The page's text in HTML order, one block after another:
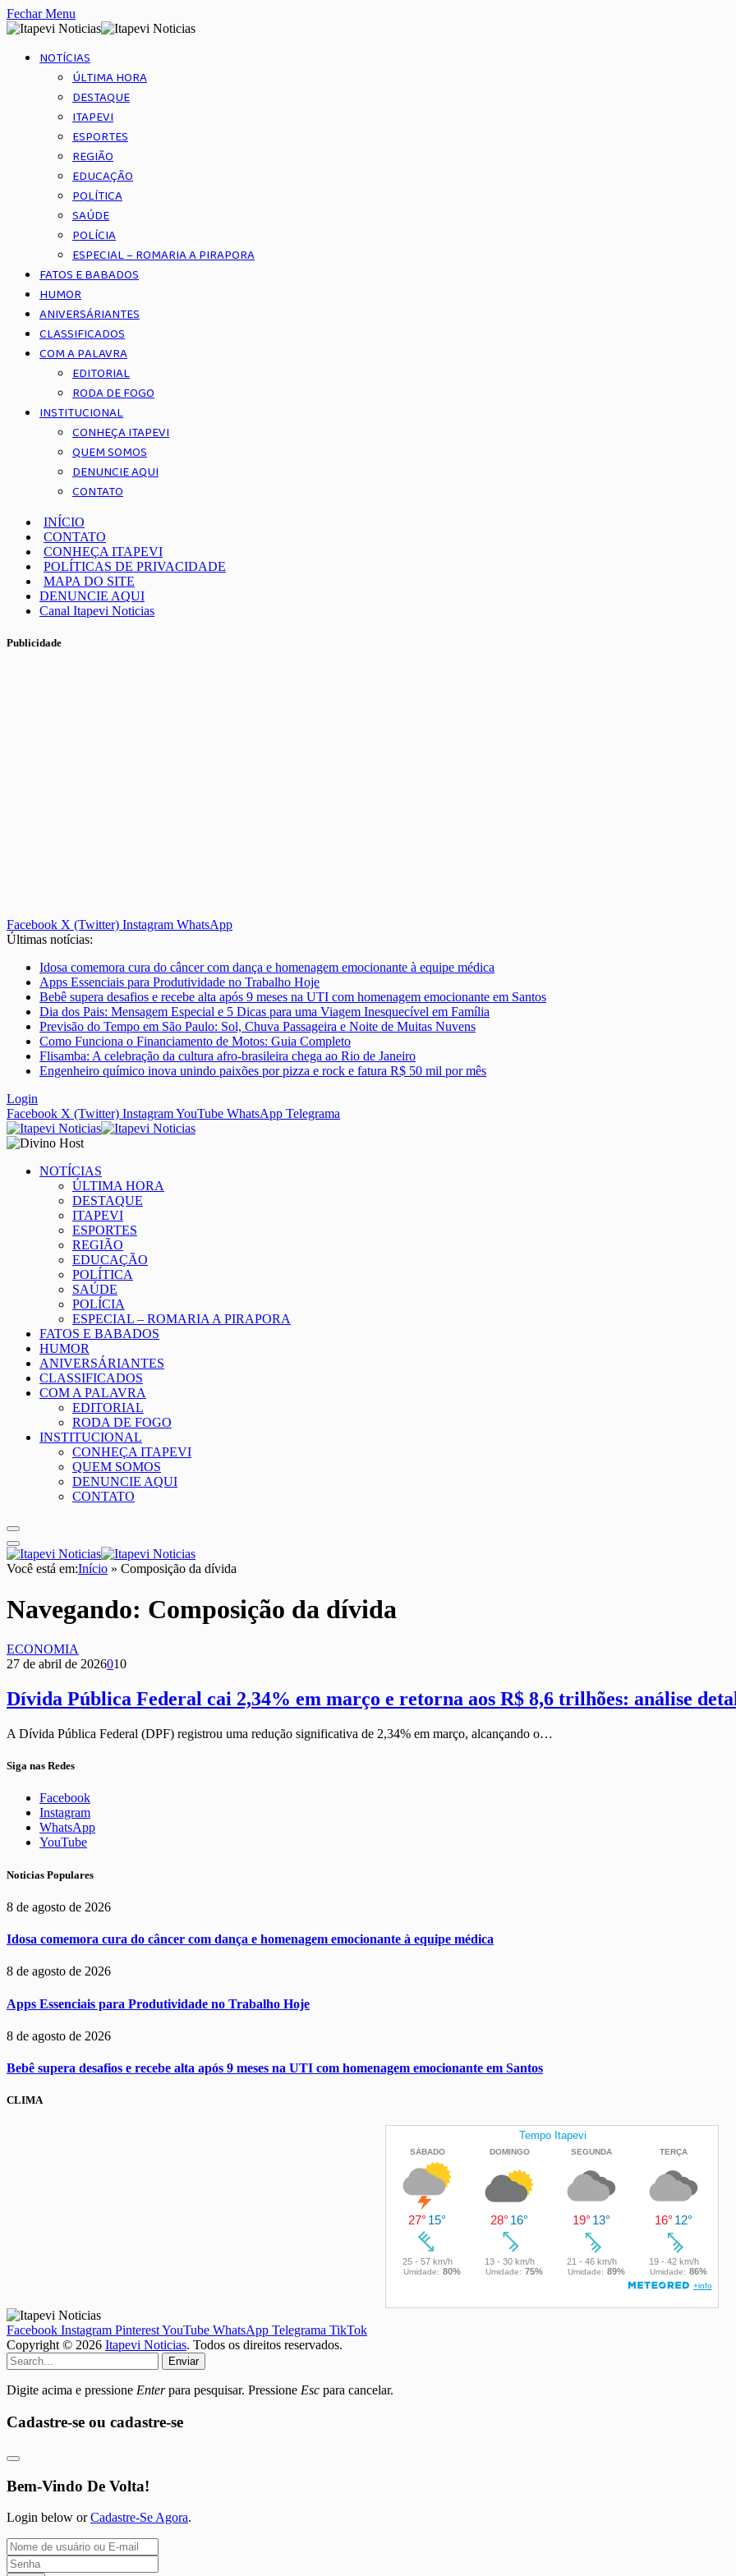
Fechar Menu
NOTÍCIAS
ÚLTIMA HORA
DESTAQUE
ITAPEVI
ESPORTES
REGIÃO
EDUCAÇÃO
POLÍTICA
SAÚDE
POLÍCIA
ESPECIAL – ROMARIA A PIRAPORA
FATOS E BABADOS
HUMOR
ANIVERSÁRIANTES
CLASSIFICADOS
COM A PALAVRA
EDITORIAL
RODA DE FOGO
INSTITUCIONAL
CONHEÇA ITAPEVI
QUEM SOMOS
DENUNCIE AQUI
CONTATO
INÍCIO
CONTATO
CONHEÇA ITAPEVI
POLÍTICAS DE PRIVACIDADE
MAPA DO SITE
DENUNCIE AQUI
Canal Itapevi Noticias
Publicidade
Facebook X (Twitter) Instagram WhatsApp
Últimas notícias:
Idosa comemora cura do câncer com dança e homenagem emocionante à equipe médica
Apps Essenciais para Produtividade no Trabalho Hoje
Bebê supera desafios e recebe alta após 9 meses na UTI com homenagem emocionante em Santos
Dia dos Pais: Mensagem Especial e 5 Dicas para uma Viagem Inesquecível em Família
Previsão do Tempo em São Paulo: Sol, Chuva Passageira e Noite de Muitas Nuvens
Como Funciona o Financiamento de Motos: Guia Completo
Flisamba: A celebração da cultura afro-brasileira chega ao Rio de Janeiro
Engenheiro químico inova unindo paixões por pizza e rock e fatura R$ 50 mil por mês
Login
Facebook X (Twitter) InstagramYouTube WhatsApp Telegrama
NOTÍCIAS
ÚLTIMA HORA
DESTAQUE
ITAPEVI
ESPORTES
REGIÃO
EDUCAÇÃO
POLÍTICA
SAÚDE
POLÍCIA
ESPECIAL – ROMARIA A PIRAPORA
FATOS E BABADOS
HUMOR
ANIVERSÁRIANTES
CLASSIFICADOS
COM A PALAVRA
EDITORIAL
RODA DE FOGO
INSTITUCIONAL
CONHEÇA ITAPEVI
QUEM SOMOS
DENUNCIE AQUI
CONTATO
Você está em:Início » Composição da dívida
Navegando: Composição da dívida
ECONOMIA
27 de abril de 2026010
Dívida Pública Federal cai 2,34% em março e retorna aos R$ 8,6 trilhões: análise
A Dívida Pública Federal (DPF) registrou uma redução significativa de 2,34% em março, alcançando o…
Siga nas Redes
Facebook
Instagram
WhatsApp
YouTube
Noticias Populares
8 de agosto de 2026
Idosa comemora cura do câncer com dança e homenagem emocionante à equipe médica
8 de agosto de 2026
Apps Essenciais para Produtividade no Trabalho Hoje
8 de agosto de 2026
Bebê supera desafios e recebe alta após 9 meses na UTI com homenagem emocionante em Santos
CLIMA
Facebook Instagram PinterestYouTube WhatsApp Telegrama TikTok
Copyright © 2026 Itapevi Noticias. Todos os direitos reservados.
Enviar
Digite acima e pressione Enterpara pesquisar. Pressione Esc para cancelar.
Cadastre-se ou cadastre-se
Bem-Vindo De Volta!
Login below orCadastre-Se Agora.